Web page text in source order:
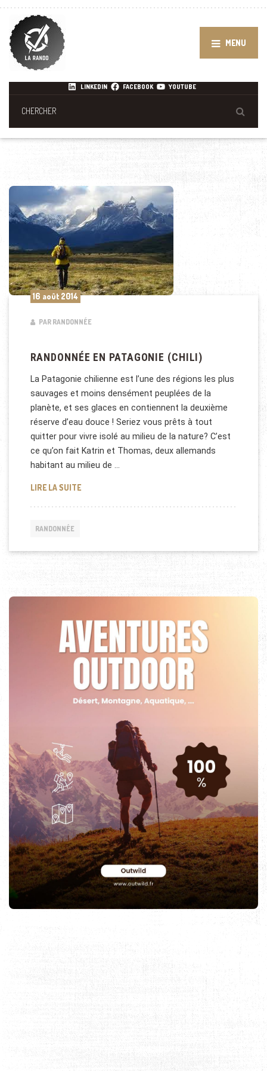
MENU
LINKEDIN FACEBOOK YOUTUBE
16 août 2014
PAR RANDONNÉE
RANDONNÉE EN PATAGONIE (CHILI)
La Patagonie chilienne est l’une des régions les plus
sauvages et moins densément peuplées de la
planète, et ses glaces en contiennent la deuxième
réserve d’eau douce ! Seriez vous prêts à tout
quitter pour vivre isolé au milieu de la nature? C’est
ce qu’on fait Katrin et Thomas, deux allemands
habitant au milieu de …
LIRE LA SUITERANDONNÉE EN PATAGONIE (CHILI)
RANDONNÉE